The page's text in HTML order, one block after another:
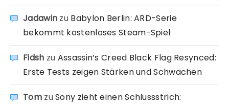
Jadawin zu Babylon Berlin: ARD-Serie
bekommt kostenloses Steam-Spiel
Fidsh zu Assassin’s Creed Black Flag Resynced:
Erste Tests zeigen Stärken und Schwächen
TomzuSony zieht einen Schlussstrich: